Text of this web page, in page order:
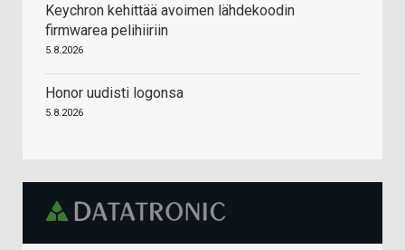
Keychron kehittää avoimen lähdekoodin
firmwarea pelihiiriin
5.8.2026
Honor uudisti logonsa
5.8.2026